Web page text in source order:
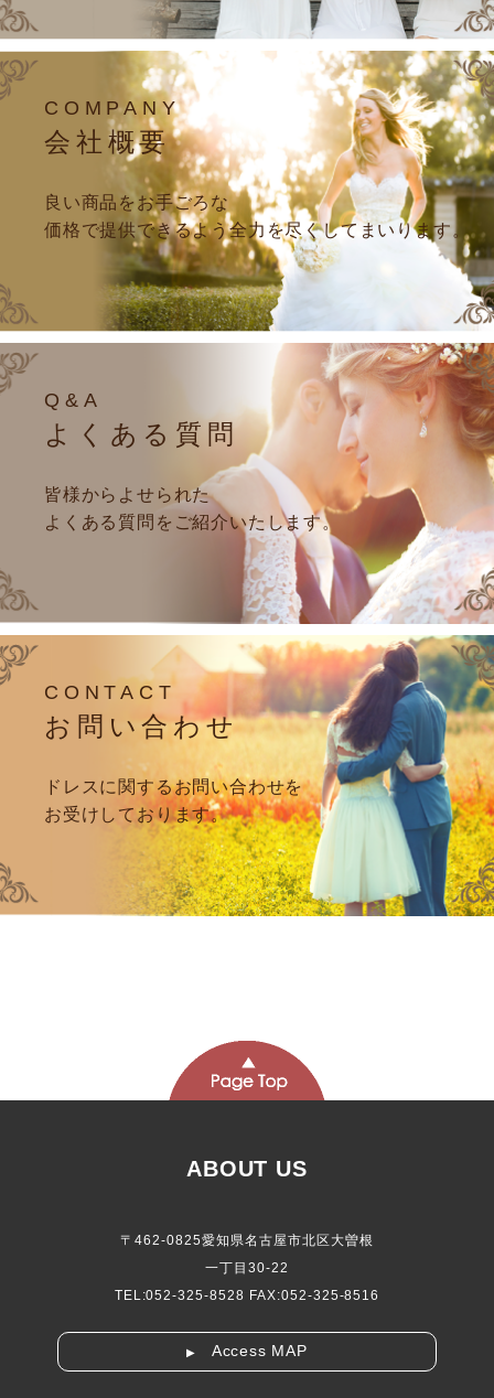
COMPANY
会社概要
良い商品をお手ごろな
価格で提供できるよう全力を尽くしてまいります。
Q&A
よくある質問
皆様からよせられた
よくある質問をご紹介いたします。
CONTACT
お問い合わせ
ドレスに関するお問い合わせを
お受けしております。
ABOUT US
〒462-0825愛知県名古屋市北区大曽根
一丁目30-22
TEL:052-325-8528 FAX:052-325-8516
▶ Access MAP